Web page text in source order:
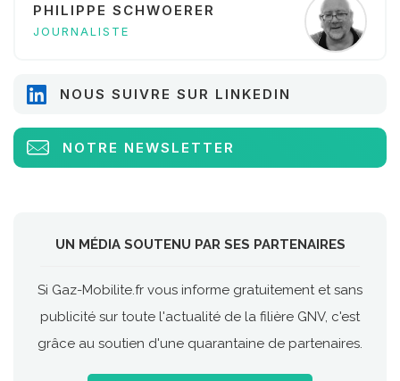
PHILIPPE SCHWOERER
JOURNALISTE
NOUS SUIVRE SUR LINKEDIN
NOTRE NEWSLETTER
UN MÉDIA SOUTENU PAR SES PARTENAIRES
Si Gaz-Mobilite.fr vous informe gratuitement et sans
publicité sur toute l'actualité de la filière GNV, c'est
grâce au soutien d'une quarantaine de partenaires.